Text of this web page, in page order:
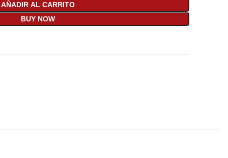
AÑADIR AL CARRITO
BUY NOW